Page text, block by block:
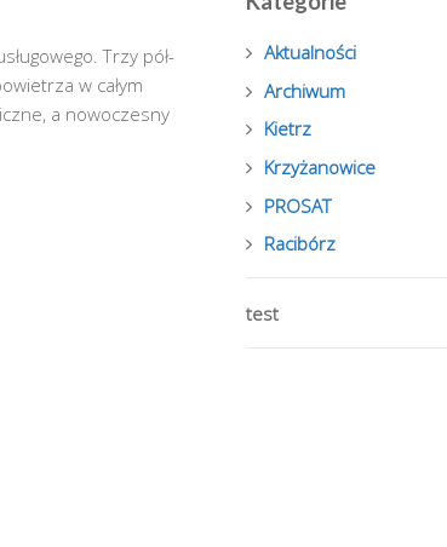
Trzy pół-
w całym
a nowoczesny
Aktualności
Archiwum
Kietrz
Krzyżanowice
PROSAT
Racibórz
test